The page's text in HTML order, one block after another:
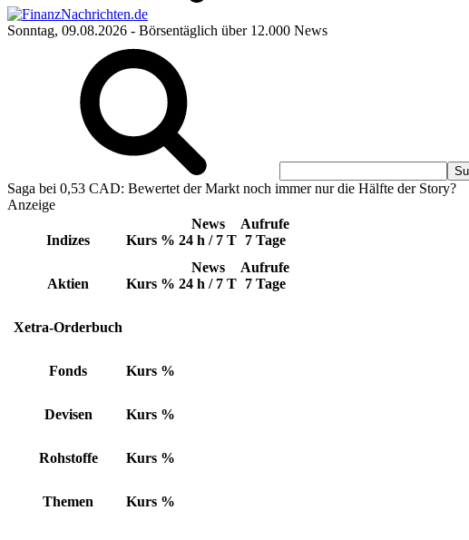
Sonntag, 09.08.2026 - Börsentäglich über 12.000 News
Saga bei 0,53 CAD: Bewertet der Markt noch immer nur die Hälfte der Story?
Anzeige
Indizes Kurs %
News
24 h / 7 T
Aufrufe
7 Tage
Aktien Kurs %
News
24 h / 7 T
Aufrufe
7 Tage
Xetra-Orderbuch
Fonds Kurs %
Devisen Kurs %
Rohstoffe Kurs %
Themen Kurs %